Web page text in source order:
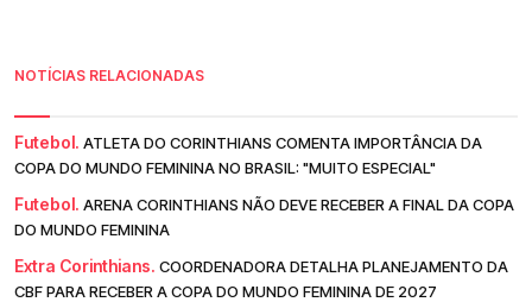
NOTÍCIAS RELACIONADAS
Futebol. ATLETA DO CORINTHIANS COMENTA IMPORTÂNCIA DA
COPA DO MUNDO FEMININA NO BRASIL: "MUITO ESPECIAL"
Futebol. ARENA CORINTHIANS NÃO DEVE RECEBER A FINAL DA COPA
DO MUNDO FEMININA
Extra Corinthians. COORDENADORA DETALHA PLANEJAMENTO DA
CBF PARA RECEBER A COPA DO MUNDO FEMININA DE 2027